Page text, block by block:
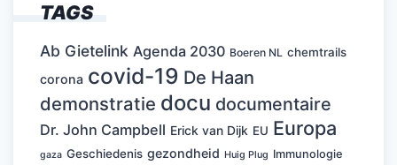
TAGS
Ab Gietelink Agenda 2030 Boeren NL chemtrails
corona covid-19 De Haan
demonstratie docu documentaire
Dr. John Campbell Erick van Dijk EU Europa
gaza Geschiedenis gezondheid Huig Plug Immunologie